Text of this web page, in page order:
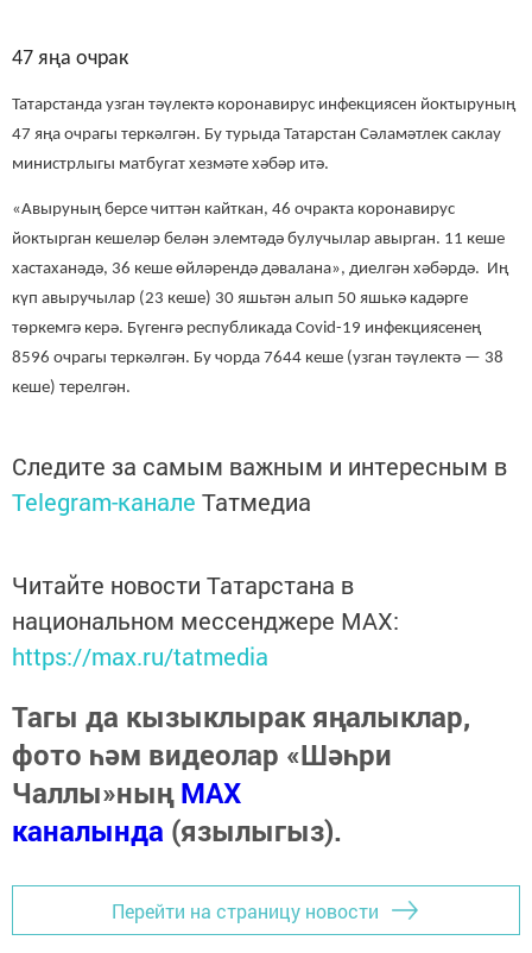
47 яңа очрак
Татарстанда узган тәүлектә коронавирус инфекциясен йоктыруның
47 яңа очрагы теркәлгән. Бу турыда Татарстан Сәламәтлек саклау
министрлыгы матбугат хезмәте хәбәр итә.
«Авыруның берсе читтән кайткан, 46 очракта коронавирус
йоктырган кешеләр белән элемтәдә булучылар авырган. 11 кеше
хастаханәдә, 36 кеше өйләрендә дәвалана», диелгән хәбәрдә. Иң
күп авыручылар (23 кеше) 30 яшьтән алып 50 яшькә кадәрге
төркемгә керә. Бүгенгә республикада Covid-19 инфекциясенең
8596 очрагы теркәлгән. Бу чорда 7644 кеше (узган тәүлектә — 38
кеше) терелгән.
Следите за самым важным и интересным в
Telegram-канале Татмедиа
Читайте новости Татарстана в
национальном мессенджере MАХ:
https://max.ru/tatmedia
Тагы да кызыклырак яңалыклар,
фото һәм видеолар «Шәһри
Чаллы»ныңMAX
каналында (язылыгыз).
Перейти на страницу новости